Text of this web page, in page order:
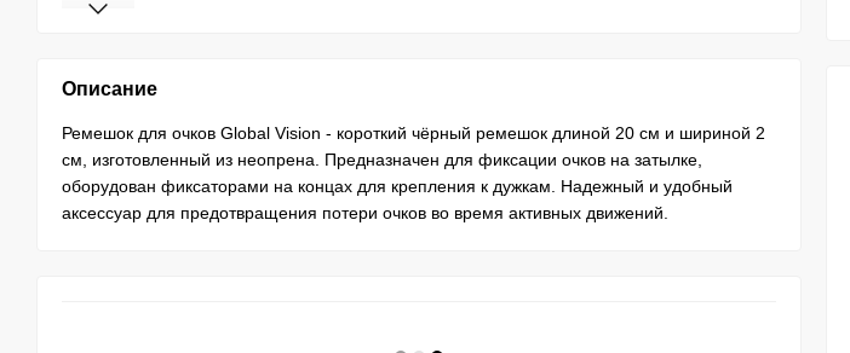
Описание
Ремешок для очков Global Vision - короткий чёрный ремешок длиной 20 см и шириной 2
см, изготовленный из неопрена. Предназначен для фиксации очков на затылке,
оборудован фиксаторами на концах для крепления к дужкам. Надежный и удобный
аксессуар для предотвращения потери очков во время активных движений.